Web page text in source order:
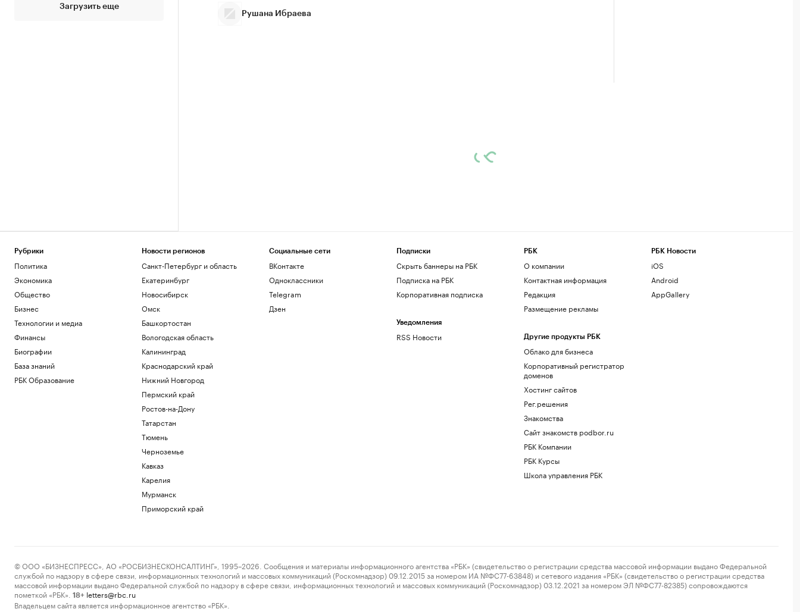
Загрузить еще
Рушана Ибраева
Рубрики
Политика
Экономика
Общество
Бизнес
Технологии и медиа
Финансы
Биографии
База знаний
РБК Образование
Новости регионов
Санкт-Петербург и область
Екатеринбург
Новосибирск
Омск
Башкортостан
Вологодская область
Калининград
Краснодарский край
Нижний Новгород
Пермский край
Ростов-на-Дону
Татарстан
Тюмень
Черноземье
Кавказ
Карелия
Мурманск
Приморский край
Социальные сети
ВКонтакте
Одноклассники
Telegram
Дзен
Подписки
Скрыть баннеры на РБК
Подписка на РБК
Корпоративная подписка
Уведомления
RSS Новости
РБК
О компании
Контактная информация
Редакция
Размещение рекламы
Другие продукты РБК
Облако для бизнеса
Корпоративный регистратор
доменов
Хостинг сайтов
Рег.решения
Знакомства
Сайт знакомств podbor.ru
РБК Компании
РБК Курсы
Школа управления РБК
РБК Новости
iOS
Android
AppGallery
© ООО «БИЗНЕСПРЕСС», АО «РОСБИЗНЕСКОНСАЛТИНГ», 1995–2026. Сообщения и материалы информационного агентства «РБК» (свидетельство о регистрации средства массовой информации выдано Федеральной
службой по надзору в сфере связи, информационных технологий и массовых коммуникаций (Роскомнадзор) 09.12.2015 за номером ИА №ФС77-63848) и сетевого издания «РБК» (свидетельство о регистрации средства
массовой информации выдано Федеральной службой по надзору в сфере связи, информационных технологий и массовых коммуникаций (Роскомнадзор) 03.12.2021 за номером ЭЛ №ФС77-82385) сопровождаются
пометкой «РБК».
18+ letters@rbc.ru
Владельцем сайта является информационное агентство «РБК».